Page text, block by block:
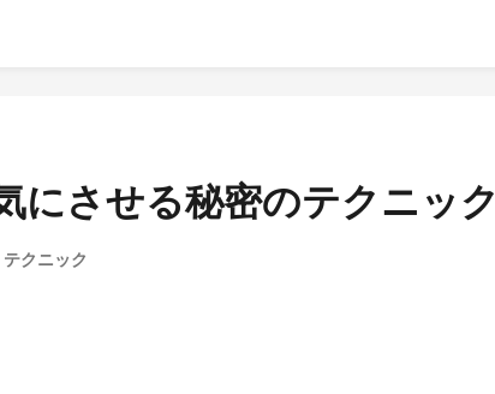
にさせる秘密のテクニック
クニック